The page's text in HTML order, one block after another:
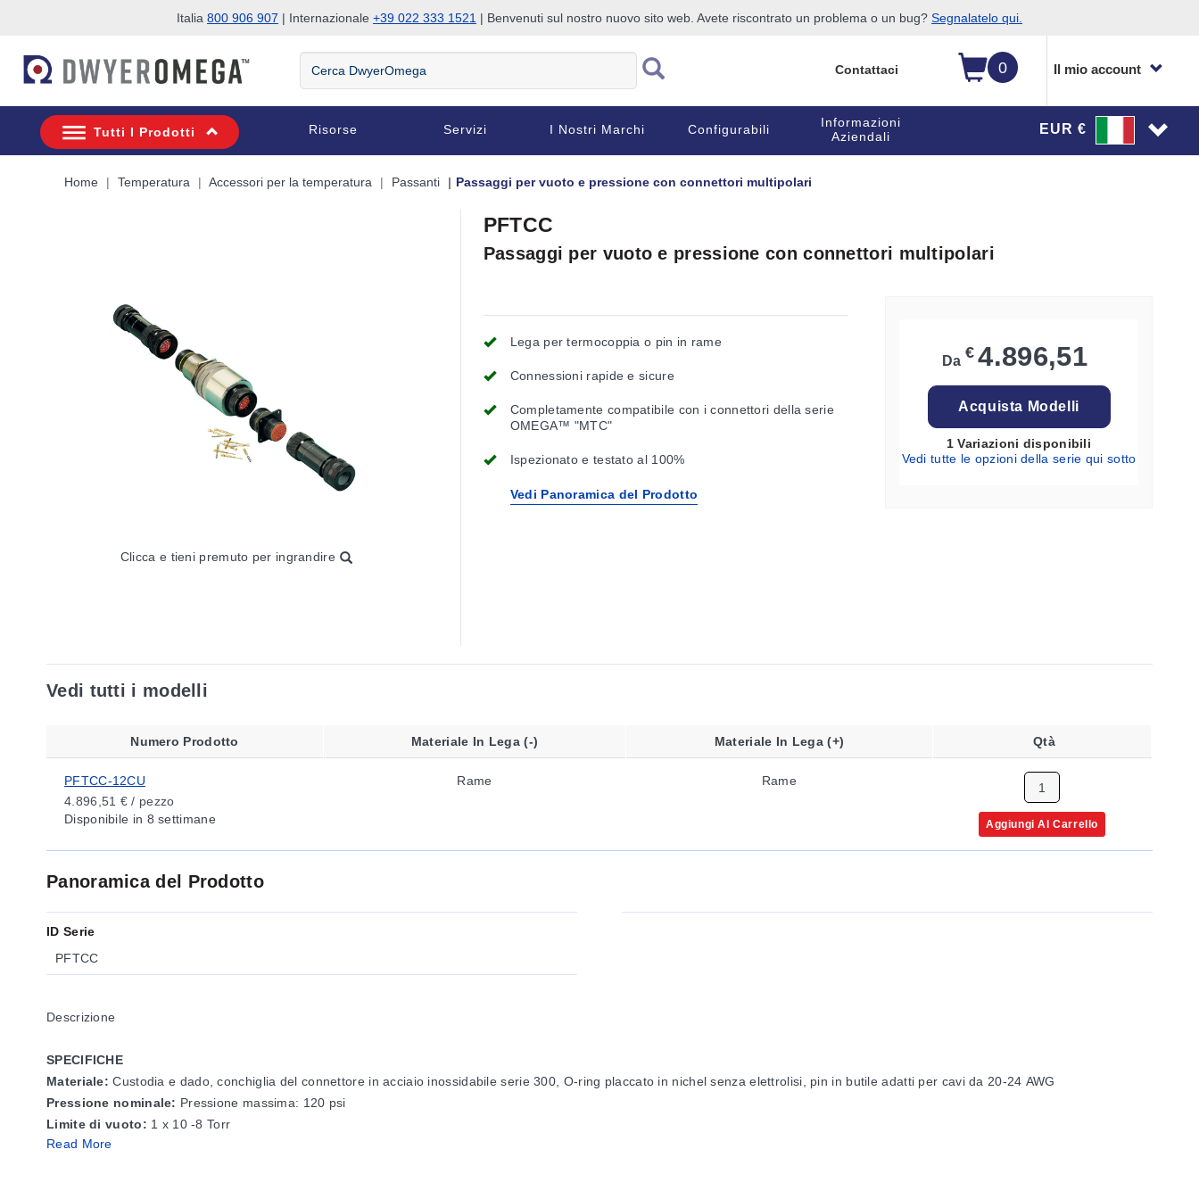
Italia 800 906 907 | Internazionale +39 022 333 1521 | Benvenuti sul nostro nuovo sito web. Avete riscontrato un problema o un bug? Segnalatelo qui.
0 Il mio account
Cerca
DwyerOmega
Contattaci
Tutti I Prodotti Risorse Servizi I Nostri Marchi Configurabili
Informazioni
Aziendali
EUR €
Home Temperatura Accessori per la temperatura Passanti Passaggi per vuoto e pressione con connettori multipolari
Clicca e tieni premuto per ingrandire
PFTCC
Passaggi per vuoto e pressione con connettori multipolari
Lega per termocoppia o pin in rame
Connessioni rapide e sicure
Completamente compatibile con i connettori della serie
OMEGA™ "MTC"
Ispezionato e testato al 100%
Vedi Panoramica del Prodotto
Da € 4.896,51
Acquista Modelli
1 Variazioni disponibili
Vedi tutte le opzioni della serie qui sotto
Vedi tutti i modelli
Numero Prodotto Materiale In Lega (-) Materiale In Lega (+) Qtà
PFTCC-12CU
4.896,51 € / pezzo
Disponibile in 8 settimane
Rame Rame
Aggiungi Al Carrello
Panoramica del Prodotto
ID Serie
PFTCC
Descrizione
SPECIFICHE
Materiale: Custodia e dado, conchiglia del connettore in acciaio inossidabile serie 300, O-ring placcato in nichel senza elettrolisi, pin in butile adatti per cavi da 20-24 AWG
Pressione nominale: Pressione massima: 120 psi
Limite di vuoto: 1 x 10 -8 Torr
Tassi di perdita, pressione:
Read More